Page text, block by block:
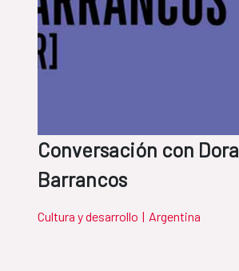
Conversación con Dora
Barrancos
Cultura y desarrollo | Argentina